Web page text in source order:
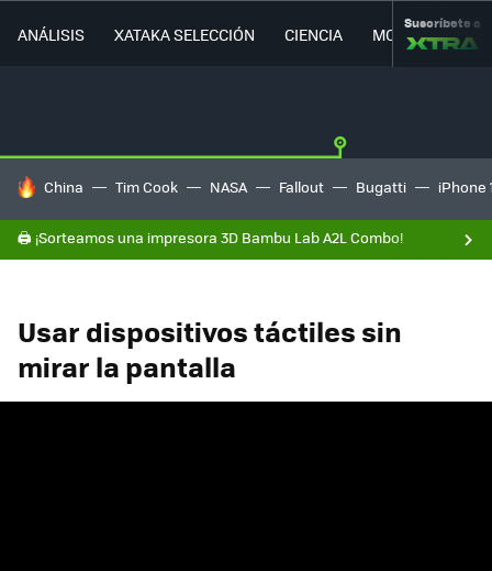
ANÁLISIS XATAKA SELECCIÓN CIENCIA MOVILIDAD
Suscríbete a
HOY SE HABLA DE
China Tim Cook NASA Fallout Bugatti iPhone
🖨️ ¡Sorteamos una impresora 3D Bambu Lab A2L Combo!
Usar dispositivos táctiles sin
mirar la pantalla